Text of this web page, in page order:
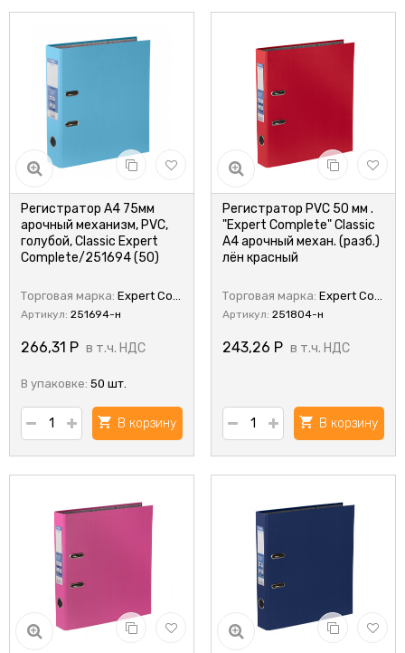
Регистратор А4 75мм
арочный механизм, PVC,
голубой, Classic Expert
Complete/251694 (50)
Торговая марка: Expert Complete
Артикул: 251694-н
266,31 Р в т.ч. НДС
В упаковке: 50 шт.
В корзину
Регистратор PVC 50 мм .
"Expert Complete" Classic
A4 арочный механ. (разб.)
лён красный
Торговая марка: Expert Complete
Артикул: 251804-н
243,26 Р в т.ч. НДС
В корзину